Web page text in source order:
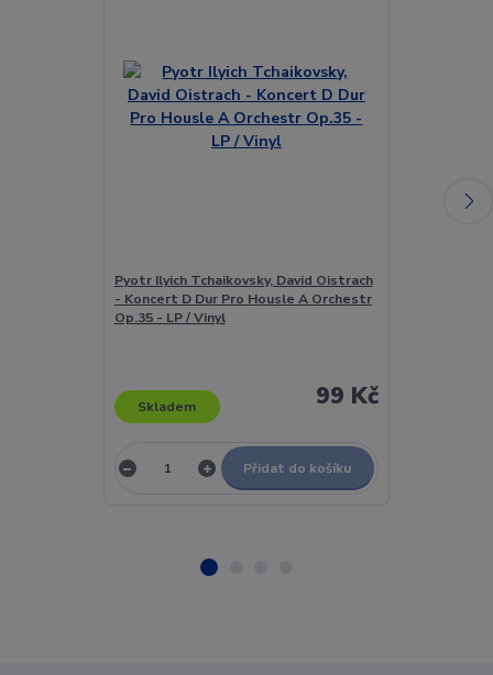
Pyotr Ilyich Tchaikovsky, David Oistrach
- Koncert D Dur Pro Housle A Orchestr
Op.35 - LP / Vinyl
99 Kč
Skladem
Přidat do košíku